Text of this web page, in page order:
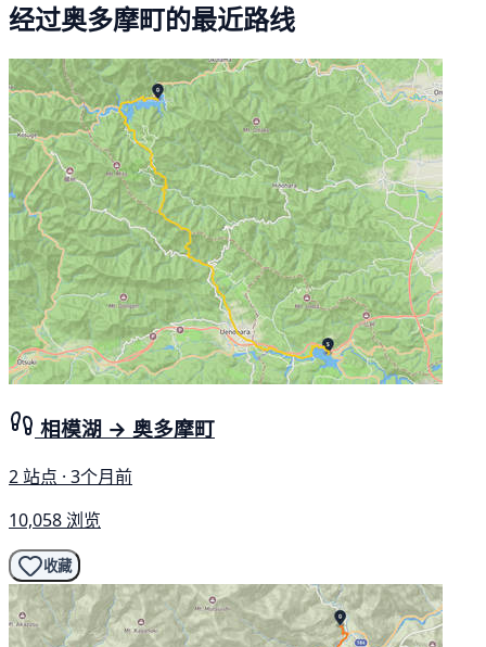
经过奥多摩町的最近路线
相模湖 → 奥多摩町
2 站点 · 3个月前
10,058 浏览
收藏